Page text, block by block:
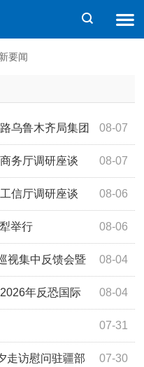
要闻
08-07
乌鲁木齐局集团
08-07
务厅调研座谈
08-06
信厅调研座谈
08-06
举行
08-04
视集中反馈会暨
提高巡视的震慑力穿透力
提供坚强政治保障
08-04
年反恐国际
07-31
07-30
走访慰问驻疆部